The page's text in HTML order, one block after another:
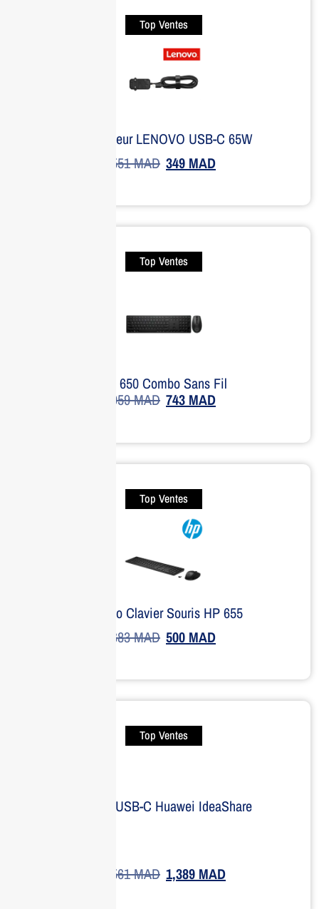
Top Ventes
Adaptateur LENOVO USB-C 65W
551MAD 349 MAD
Top Ventes
HP 650 Combo Sans Fil
959MAD 743 MAD
Top Ventes
Combo Clavier Souris HP 655
683MAD 500 MAD
Top Ventes
Dongle USB-C Huawei IdeaShare
1,561MAD 1,389 MAD